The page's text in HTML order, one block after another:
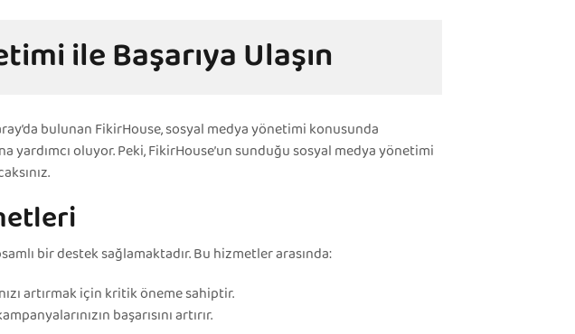
ile Başarıya Ulaşın
bulunan FikirHouse, sosyal medya yönetimi konusunda
oluyor. Peki, FikirHouse’un sunduğu sosyal medya yönetimi
bir destek sağlamaktadır. Bu hizmetler arasında:
artırmak için kritik öneme sahiptir.
başarısını artırır.